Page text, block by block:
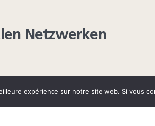
Netzwerken
INSTAGRAM YOUTUBE
expérience sur notre site web. Si vous